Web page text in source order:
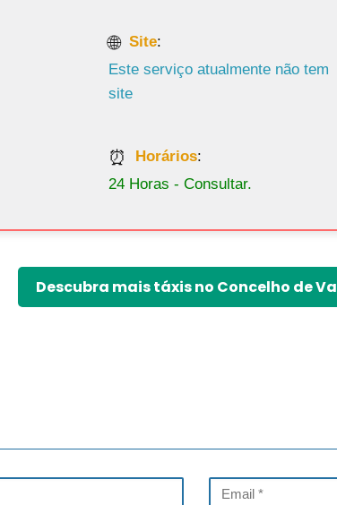
Site:
Este serviço atualmente não tem
site
Horários:
24 Horas - Consultar.
Descubra mais táxis no Concelho de